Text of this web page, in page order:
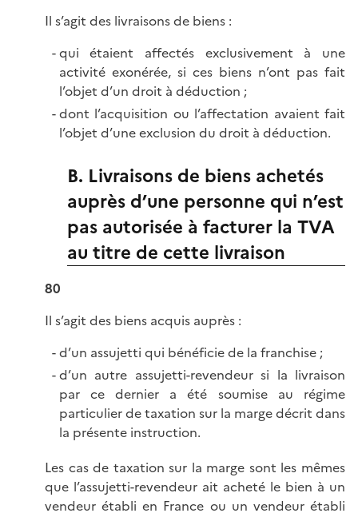
Il s’agit des livraisons de biens :
qui étaient affectés exclusivement à une
activité exonérée, si ces biens n’ont pas fait
l’objet d’un droit à déduction ;
dont l’acquisition ou l’affectation avaient fait
l’objet d’une exclusion du droit à déduction.
B. Livraisons de biens achetés
auprès d’une personne qui n’est
pas autorisée à facturer la TVA
au titre de cette livraison
80
Il s’agit des biens acquis auprès :
d’un assujetti qui bénéficie de la franchise ;
d’un autre assujetti-revendeur si la livraison
par ce dernier a été soumise au régime
particulier de taxation sur la marge décrit dans
la présente instruction.
Les cas de taxation sur la marge sont les mêmes
que l’assujetti-revendeur ait acheté le bien à un
vendeur établi en France ou un vendeur établi